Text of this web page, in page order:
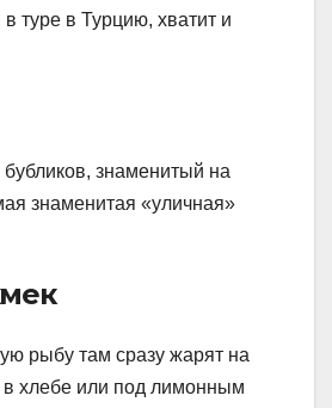
в туре в Турцию, хватит и
знаменитый на
знаменитая «уличная»
рыбу там сразу жарят на
в хлебе или под лимонным